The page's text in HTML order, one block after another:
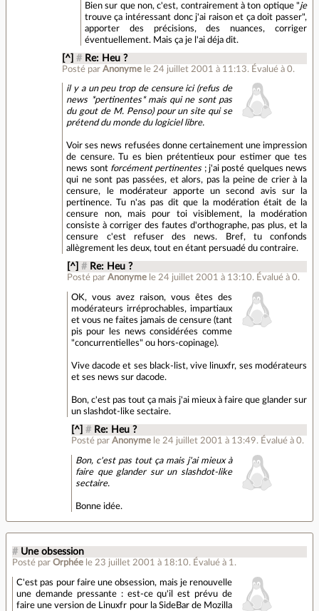
Bien sur que non, c'est, contrairement à ton optique "je
trouve ça intéressant donc j'ai raison et ça doit passer",
apporter des précisions, des nuances, corriger
éventuellement. Mais ça je l'ai déja dit.
[^] # Re: Heu ?
Posté parAnonyme le 24 juillet 2001 à 11:13. Évalué à0.
il y a un peu trop de censure ici (refus de
news *pertinentes* mais qui ne sont pas
du gout de M. Penso) pour un site qui se
prétend du monde du logiciel libre.
Voir ses news refusées donne certainement une impression
de censure. Tu es bien prétentieux pour estimer que tes
news sont forcément pertinentes; j'ai posté quelques news
qui ne sont pas passées, et alors, pas la peine de crier à la
censure, le modérateur apporte un second avis sur la
pertinence. Tu n'as pas dit que la modération était de la
censure non, mais pour toi visiblement, la modération
consiste à corriger des fautes d'orthographe, pas plus, et la
censure c'est refuser des news. Bref, tu confonds
allègrement les deux, tout en étant persuadé du contraire.
[^] # Re: Heu ?
Posté par Anonyme le 24 juillet 2001 à 13:10. Évalué à 0.
OK, vous avez raison, vous êtes des
modérateurs irréprochables, impartiaux
et vous ne faites jamais de censure (tant
pis pour les news considérées comme
"concurrentielles" ou hors-copinage).
Vive dacode et ses black-list, vive linuxfr, ses modérateurs
et ses news sur dacode.
Bon, c'est pas tout ça mais j'ai mieux à faire que glander sur
un slashdot-like sectaire.
[^] # Re: Heu ?
Posté parAnonyme le 24 juillet 2001 à 13:49. Évalué à0.
Bon, c'est pas tout ça mais j'ai mieux à
faire que glander sur un slashdot-like
sectaire.
Bonne idée.
# Une obsession
Posté par Orphée le 23 juillet 2001 à 18:10. Évalué à 1 .
C'est pas pour faire une obsession, mais je renouvelle
une demande pressante : est-ce qu'il est prévu de
faire une version de Linuxfr pour la SideBar de Mozilla